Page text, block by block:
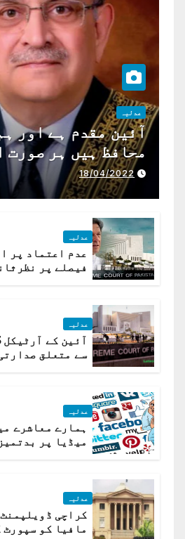
عدلیہ
آئین مقدم ہے اور
محافظ ہیں ہر صورت
ذمہ داری ادا
جسٹس پاکستان
18/04/2022
عدلیہ
عدم اعتماد پر
فیصلے پر
عدلیہ
سے متعلق
عدلیہ
ہمارے معاشرے
میڈیا پر
عدلیہ
کراچی
مافیا کو